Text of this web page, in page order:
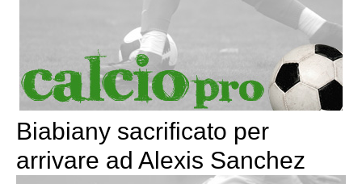
Biabiany sacrificato per
arrivare ad Alexis Sanchez